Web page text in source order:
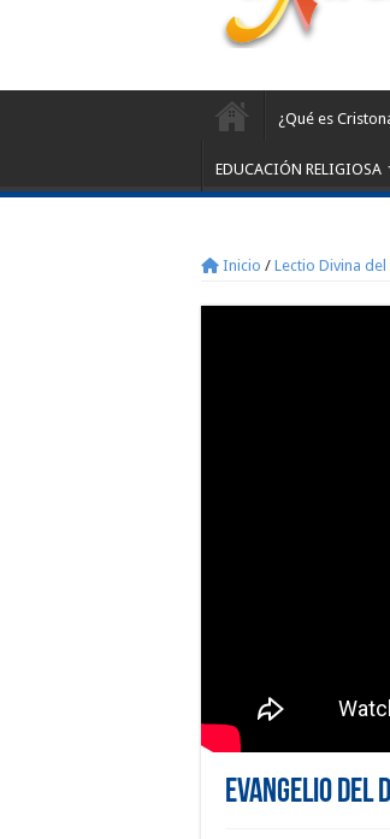
¿Qué es
EDUCACIÓN RELIGIOSA
Inicio / Lectio Divina
Evangelio del